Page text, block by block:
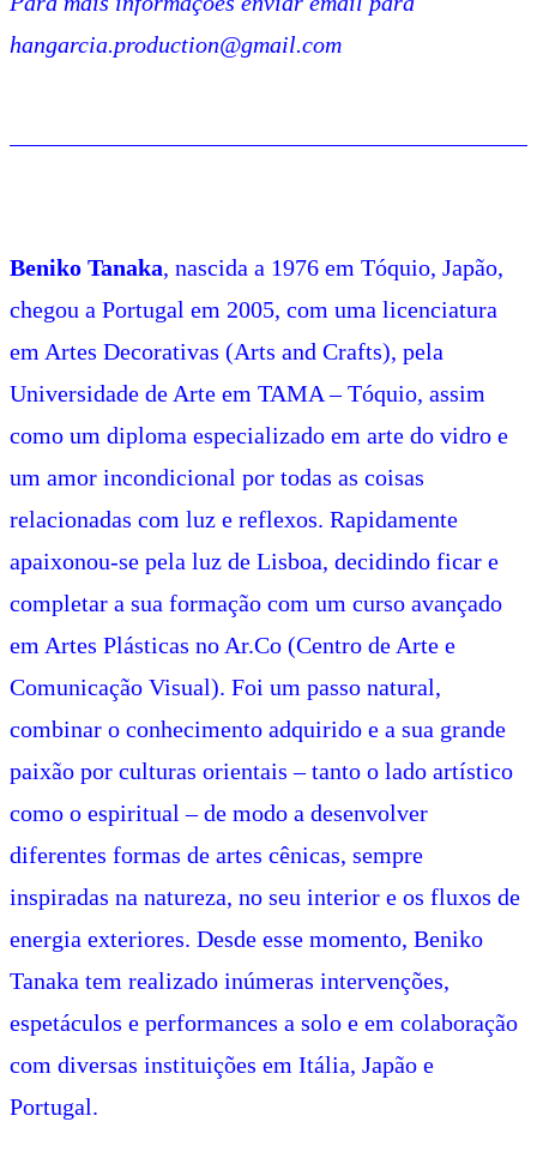
hangarcia.production@gmail.com
Beniko Tanaka, nascida a 1976 em Tóquio, Japão,
chegou a Portugal em 2005, com uma licenciatura
em Artes Decorativas (Arts and Crafts), pela
Universidade de Arte em TAMA – Tóquio, assim
como um diploma especializado em arte do vidro e
um amor incondicional por todas as coisas
relacionadas com luz e reflexos. Rapidamente
apaixonou-se pela luz de Lisboa, decidindo ficar e
completar a sua formação com um curso avançado
em Artes Plásticas no Ar.Co (Centro de Arte e
Comunicação Visual). Foi um passo natural,
combinar o conhecimento adquirido e a sua grande
paixão por culturas orientais – tanto o lado artístico
como o espiritual – de modo a desenvolver
diferentes formas de artes cênicas, sempre
inspiradas na natureza, no seu interior e os fluxos de
energia exteriores. Desde esse momento, Beniko
Tanaka tem realizado inúmeras intervenções,
espetáculos e performances a solo e em colaboração
com diversas instituições em Itália, Japão e
Portugal.